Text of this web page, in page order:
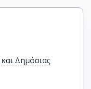
Δημόσιας